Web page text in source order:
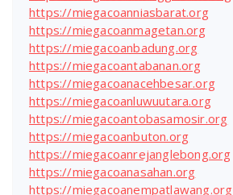
https://miegacoanniasbarat.org
https://miegacoanmagetan.org
https://miegacoanbadung.org
https://miegacoantabanan.org
https://miegacoanacehbesar.org
https://miegacoanluwuutara.org
https://miegacoantobasamosir.org
https://miegacoanbuton.org
https://miegacoanrejanglebong.org
https://miegacoanasahan.org
https://miegacoanempatlawang.org